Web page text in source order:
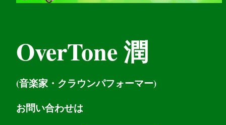
OverTone 潤
(音楽家・クラウンパフォーマー)
お問い合わせは